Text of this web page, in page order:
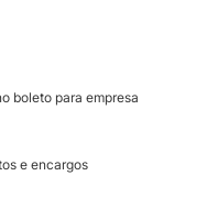
boleto para empresa
e encargos